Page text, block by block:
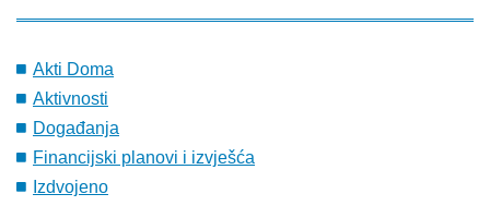
Akti Doma
Aktivnosti
Događanja
Financijski planovi i izvješća
Izdvojeno